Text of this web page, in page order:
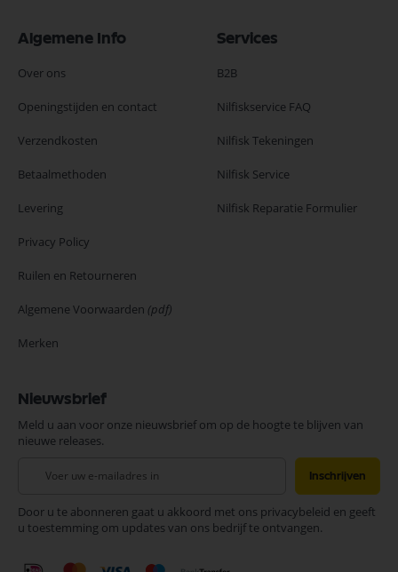
Algemene Info
Over ons
Openingstijden en contact
Verzendkosten
Betaalmethoden
Levering
Privacy Policy
Ruilen en Retourneren
Algemene Voorwaarden (pdf)
Merken
Services
B2B
Nilfiskservice FAQ
Nilfisk Tekeningen
Nilfisk Service
Nilfisk Reparatie Formulier
Nieuwsbrief
Meld u aan voor onze nieuwsbrief om op de hoogte te blijven van
nieuwe releases.
onze
nieuwsbrief
Inschrijven
Door u te abonneren gaat u akkoord met ons privacybeleid en geeft
u toestemming om updates van ons bedrijf te ontvangen.